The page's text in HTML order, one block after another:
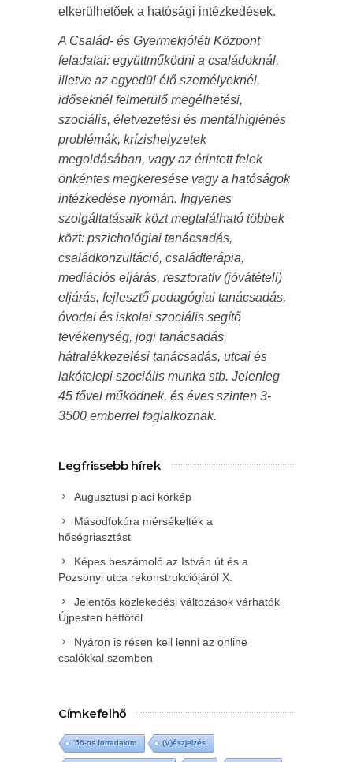
elkerülhetőek a hatósági intézkedések.
A Család- és Gyermekjóléti Központ
feladatai: együttműködni a családoknál,
illetve az egyedül élő személyeknél,
időseknél felmerülő megélhetési,
szociális, életvezetési és mentálhigiénés
problémák, krízishelyzetek
megoldásában, vagy az érintett felek
önkéntes megkeresése vagy a hatóságok
intézkedése nyomán. Ingyenes
szolgáltatásaik közt megtalálható többek
közt: pszichológiai tanácsadás,
családkonzultáció, családterápia,
mediációs eljárás, resztoratív (jóvátételi)
eljárás, fejlesztő pedagógiai tanácsadás,
óvodai és iskolai szociális segítő
tevékenység, jogi tanácsadás,
hátralékkezelési tanácsadás, utcai és
lakótelepi szociális munka stb. Jelenleg
45 fővel működnek, és éves szinten 3-
3500 emberrel foglalkoznak.
Legfrissebb hírek
Augusztusi piaci körkép
Másodfokúra mérsékelték a
hőségriasztást
Képes beszámoló az István út és a
Pozsonyi utca rekonstrukciójáról X.
Jelentős közlekedési változások várhatók
Újpesten hétfőtől
Nyáron is résen kell lenni az online
csalókkal szemben
Címkefelhő
'56-os forradalom (V)észjelzés